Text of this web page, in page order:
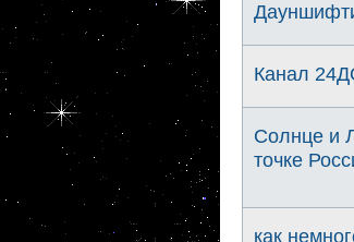
Канал
Солнце и
точке
как